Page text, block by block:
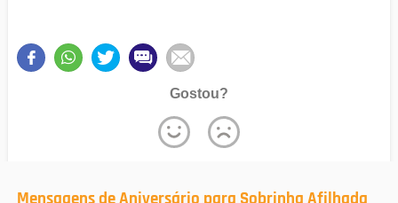
Gostou?